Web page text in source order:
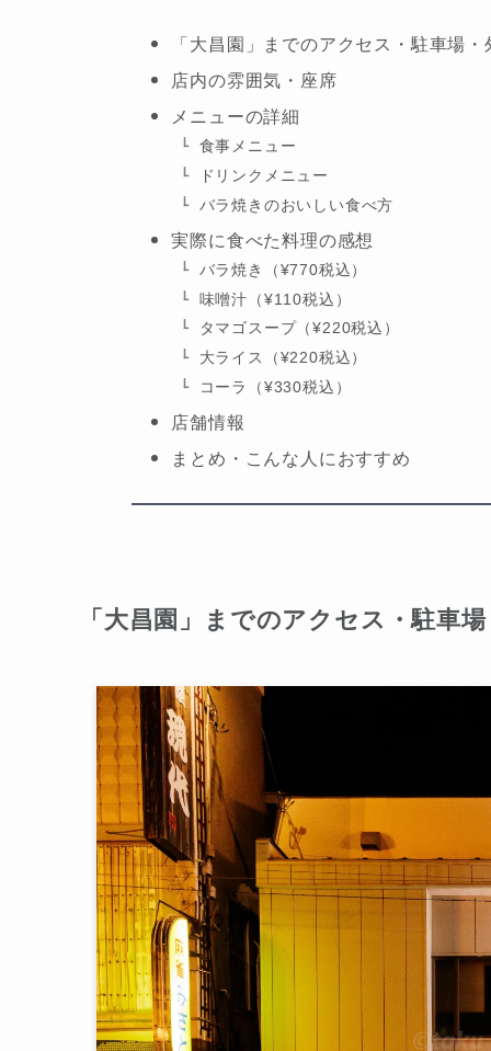
「大昌園」までのアクセス・駐車場・
店内の雰囲気・座席
メニューの詳細
食事メニュー
ドリンクメニュー
バラ焼きのおいしい食べ方
実際に食べた料理の感想
バラ焼き（¥770税込）
味噌汁（¥110税込）
タマゴスープ（¥220税込）
大ライス（¥220税込）
コーラ（¥330税込）
店舗情報
まとめ・こんな人におすすめ
「大昌園」までのアクセス・駐車